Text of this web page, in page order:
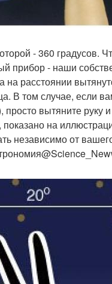
- 360 градусов.
прибор - наши
расстоянии
В том случае, если
вытяните руку
на
независимо от